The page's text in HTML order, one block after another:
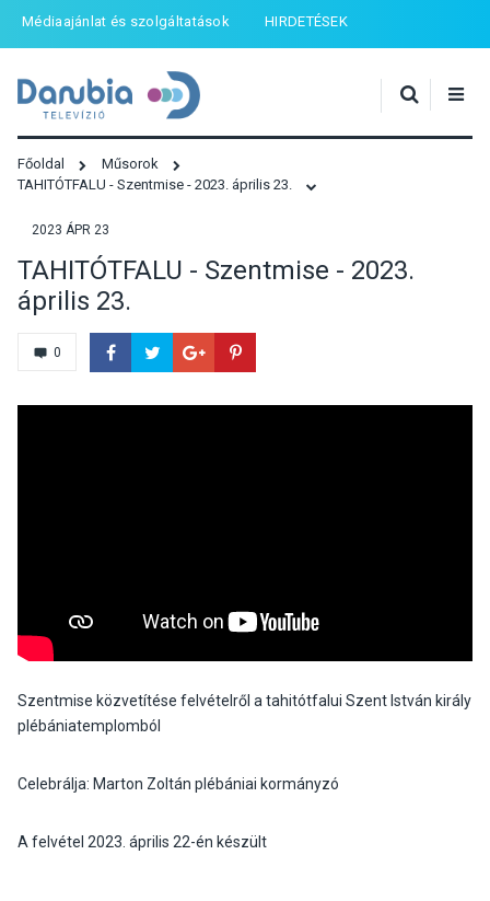
Médiaajánlat és szolgáltatások HIRDETÉSEK
Főoldal
Műsorok
TAHITÓTFALU - Szentmise - 2023. április 23.
2023 ÁPR 23
TAHITÓTFALU - Szentmise - 2023.
április 23.
0
Szentmise közvetítése felvételről a tahitótfalui Szent István király
plébániatemplomból
Celebrálja: Marton Zoltán plébániai kormányzó
A felvétel 2023. április 22-én készült